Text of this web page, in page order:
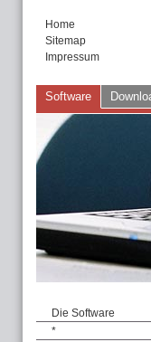
Home
Sitemap
Impressum
Software
Die Software
*